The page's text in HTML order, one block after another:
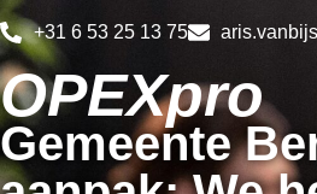
+31 6 53 25 13 75
OPEXpro
Gemeente